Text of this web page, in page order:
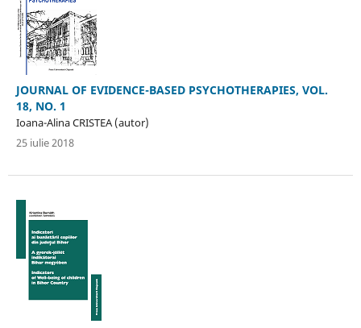
JOURNAL OF EVIDENCE-BASED PSYCHOTHERAPIES, VOL.
18, NO. 1
Ioana-Alina CRISTEA (autor)
25 iulie 2018